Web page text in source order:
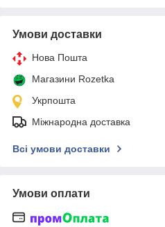
Умови доставки
Нова Пошта
Магазини Rozetka
Укрпошта
Міжнародна доставка
Всі умови доставки
Умови оплати